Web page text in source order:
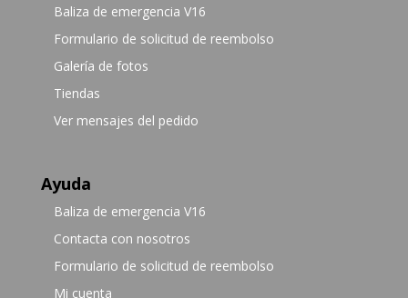
Baliza de emergencia V16
Formulario de solicitud de reembolso
Galería de fotos
Tiendas
Ver mensajes del pedido
Ayuda
Baliza de emergencia V16
Contacta con nosotros
Formulario de solicitud de reembolso
Mi cuenta